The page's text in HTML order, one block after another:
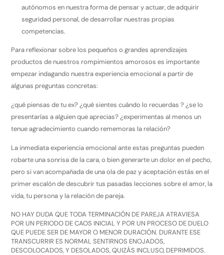
autónomos en nuestra forma de pensar y actuar, de adquirir
seguridad personal, de desarrollar nuestras propias
competencias.
Para reflexionar sobre los pequeños o grandes aprendizajes
productos de nuestros rompimientos amorosos es importante
empezar indagando nuestra experiencia emocional a partir de
algunas preguntas concretas:
¿qué piensas de tu ex? ¿qué sientes cuándo lo recuerdas ? ¿se lo
presentarías a alguien que aprecias? ¿experimentas al menos un
tenue agradecimiento cuando rememoras la relación?
La inmediata experiencia emocional ante estas preguntas pueden
robarte una sonrisa de la cara, o bien generarte un dolor en el pecho,
pero si van acompañada de una ola de paz y aceptación estás en el
primer escalón de descubrir tus pasadas lecciones sobre el amor, la
vida, tu persona y la relación de pareja.
NO HAY DUDA QUE TODA TERMINACIÓN DE PAREJA ATRAVIESA
POR UN PERIODO DE CAOS INICIAL Y POR UN PROCESO DE DUELO
QUE PUEDE SER DE MAYOR O MENOR DURACIÓN. DURANTE ESE
TRANSCURRIR ES NORMAL SENTIRNOS ENOJADOS,
DESCOLOCADOS, Y DESOLADOS, QUIZÁS INCLUSO, DEPRIMIDOS.